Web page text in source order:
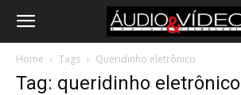
Home Tags Queridinho eletrônico
Tag: queridinho eletrônico